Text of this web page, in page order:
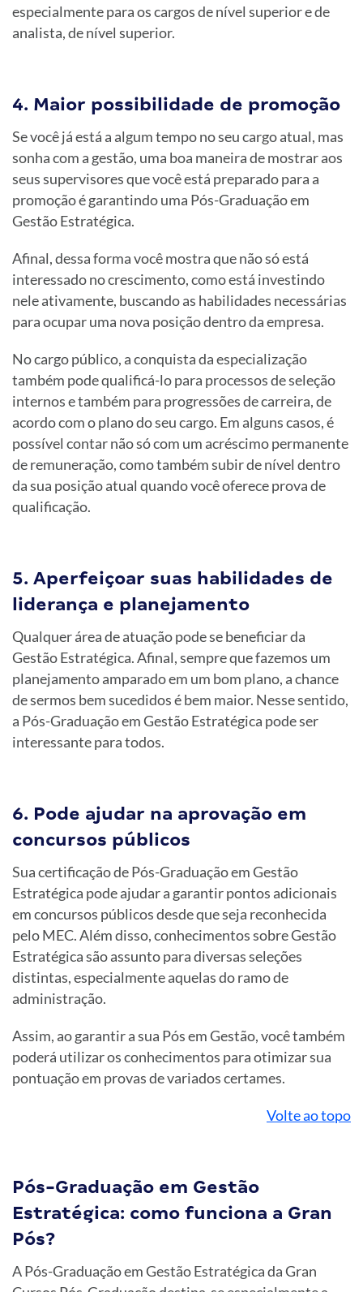
especialmente para os cargos de nível superior e de
analista, de nível superior.
4. Maior possibilidade de promoção
Se você já está a algum tempo no seu cargo atual, mas
sonha com a gestão, uma boa maneira de mostrar aos
seus supervisores que você está preparado para a
promoção é garantindo uma Pós-Graduação em
Gestão Estratégica.
Afinal, dessa forma você mostra que não só está
interessado no crescimento, como está investindo
nele ativamente, buscando as habilidades necessárias
para ocupar uma nova posição dentro da empresa.
No cargo público, a conquista da especialização
também pode qualificá-lo para processos de seleção
internos e também para progressões de carreira, de
acordo com o plano do seu cargo. Em alguns casos, é
possível contar não só com um acréscimo permanente
de remuneração, como também subir de nível dentro
da sua posição atual quando você oferece prova de
qualificação.
5. Aperfeiçoar suas habilidades de
liderança e planejamento
Qualquer área de atuação pode se beneficiar da
Gestão Estratégica. Afinal, sempre que fazemos um
planejamento amparado em um bom plano, a chance
de sermos bem sucedidos é bem maior. Nesse sentido,
a Pós-Graduação em Gestão Estratégica pode ser
interessante para todos.
6. Pode ajudar na aprovação em
concursos públicos
Sua certificação de Pós-Graduação em Gestão
Estratégica pode ajudar a garantir pontos adicionais
em concursos públicos desde que seja reconhecida
pelo MEC. Além disso, conhecimentos sobre Gestão
Estratégica são assunto para diversas seleções
distintas, especialmente aquelas do ramo de
administração.
Assim, ao garantir a sua Pós em Gestão, você também
poderá utilizar os conhecimentos para otimizar sua
pontuação em provas de variados certames.
Volte ao topo
Pós-Graduação em Gestão
Estratégica: como funciona a Gran
Pós?
A Pós-Graduação em Gestão Estratégica da Gran